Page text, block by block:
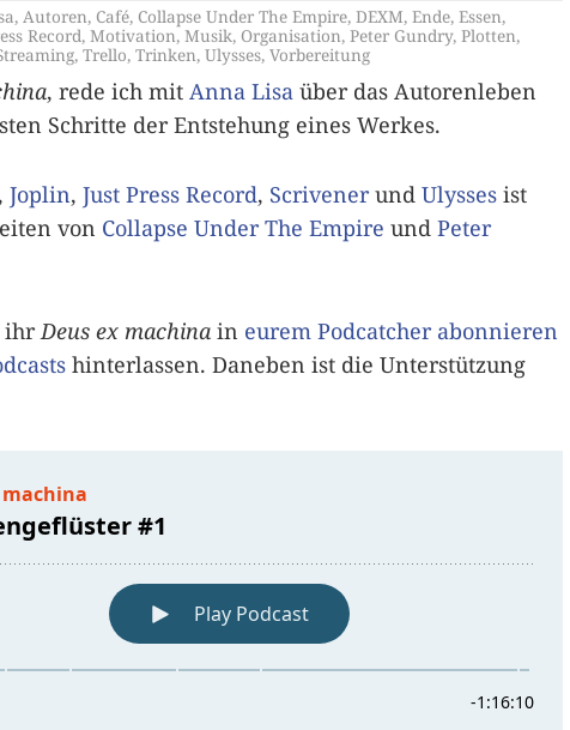
, Autoren, Café, Collapse Under The Empire, DEXM, Ende, Essen,
Record, Motivation,Musik, Organisation, Peter Gundry, Plotten,
, Trello, Trinken, Ulysses, Vorbereitung
, rede ich mit Anna Lisa über das Autorenleben
Schritte der Entstehung eines Werkes.
, Joplin, Just Press Record, Scrivenerund Ulysses ist
von Collapse Under The Empire und Peter
ihrDeus ex machina in eurem Podcatcher abonnieren
hinterlassen. Daneben ist die Unterstützung